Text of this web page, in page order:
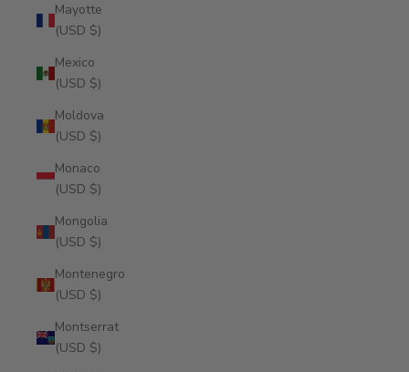
Mayotte
(USD $)
Mexico
(USD $)
Moldova
(USD $)
Monaco
(USD $)
Mongolia
(USD $)
Montenegro
(USD $)
Montserrat
(USD $)